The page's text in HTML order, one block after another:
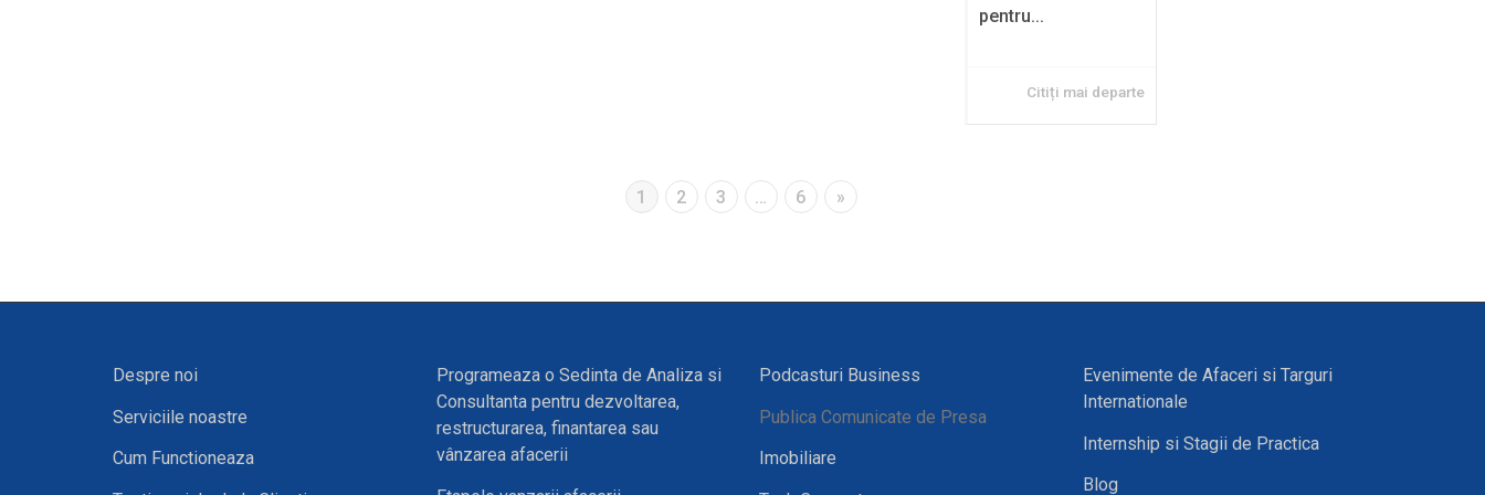
pentru...
Citiți mai departe
1 2 3 … 6 »
Despre noi
Serviciile noastre
Cum Functioneaza
Programeaza o Sedinta de Analiza si
Consultanta pentru dezvoltarea,
restructurarea, finantarea sau
vânzarea afacerii
Podcasturi Business
Publica Comunicate de Presa
Imobiliare
Evenimente de Afaceri si Targuri
Internationale
Internship si Stagii de Practica
Blog